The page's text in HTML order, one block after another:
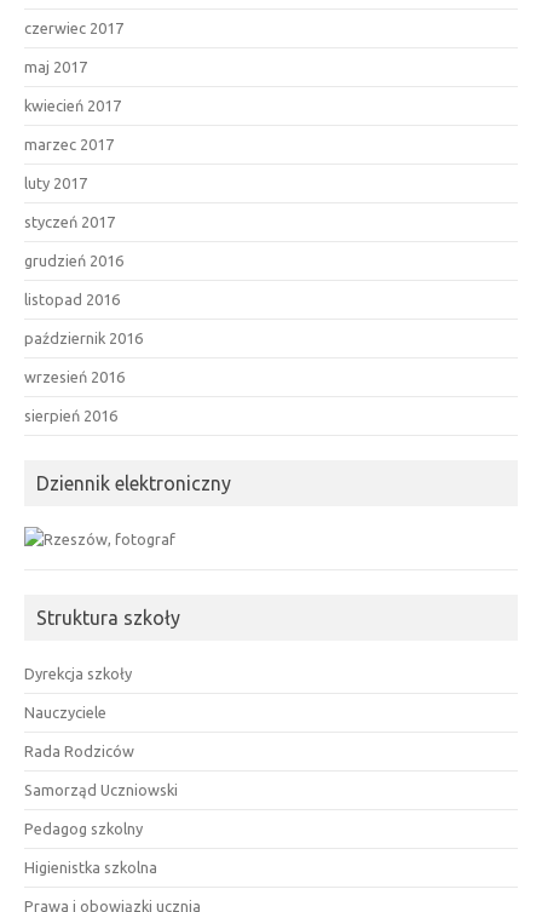
czerwiec 2017
maj 2017
kwiecień 2017
marzec 2017
luty 2017
styczeń 2017
grudzień 2016
listopad 2016
październik 2016
wrzesień 2016
sierpień 2016
Dziennik elektroniczny
Struktura szkoły
Dyrekcja szkoły
Nauczyciele
Rada Rodziców
Samorząd Uczniowski
Pedagog szkolny
Higienistka szkolna
Prawa i obowiązki ucznia